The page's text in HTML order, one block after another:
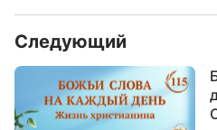
лицом к лицу, и по этой
были бы немедленными,
не смог бы более ясно
неоскорбляемый
нанести полное
Следующий